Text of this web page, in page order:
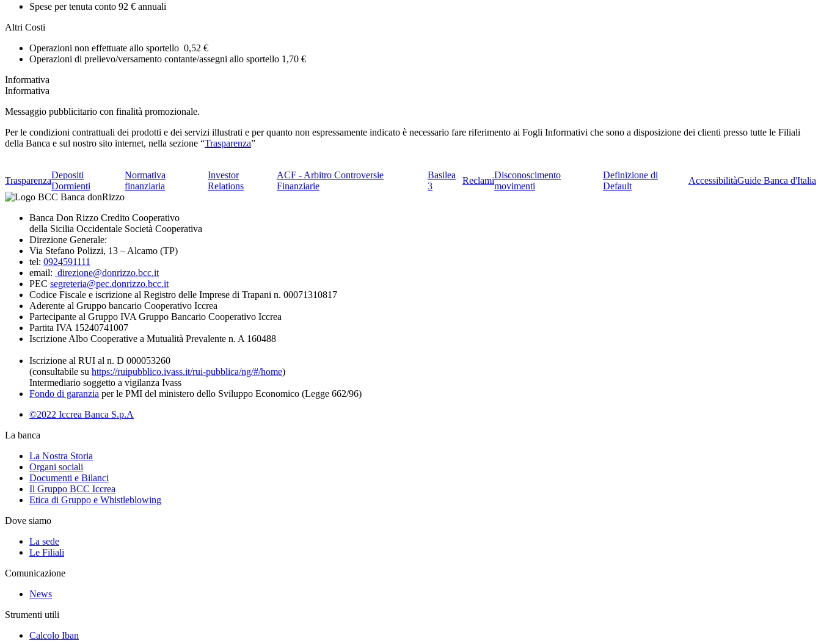
Spese per tenuta conto 92 € annuali
Altri Costi
Operazioni non effettuate allo sportello 0,52 €
Operazioni di prelievo/versamento contante/assegni allo sportello 1,70 €
Informativa
Informativa
Messaggio pubblicitario con finalità promozionale.
Per le condizioni contrattuali dei prodotti e dei servizi illustrati e per quanto non espressamente indicato è necessario fare riferimento ai Fogli Informativi che sono a disposizione dei clienti presso tutte le Filiali
della Banca e sul nostro sito internet, nella sezione “Trasparenza”
Trasparenza
Depositi
Dormienti
Normativa
finanziaria
Investor
Relations
ACF - Arbitro Controversie
Finanziarie
Basilea
3
Reclami
Disconoscimento
movimenti
Definizione di
Default
AccessibilitàGuide Banca d'Italia
Banca Don Rizzo Credito Cooperativo
della Sicilia Occidentale Società Cooperativa
Direzione Generale:
Via Stefano Polizzi, 13 – Alcamo (TP)
tel: 0924591111
email: direzione@donrizzo.bcc.it
PEC segreteria@pec.donrizzo.bcc.it
Codice Fiscale e iscrizione al Registro delle Imprese di Trapani n. 00071310817
Aderente al Gruppo bancario Cooperativo Iccrea
Partecipante al Gruppo IVA Gruppo Bancario Cooperativo Iccrea
Partita IVA 15240741007
Iscrizione Albo Cooperative a Mutualità Prevalente n. A 160488
Iscrizione al RUI al n. D 000053260
(consultabile su https://ruipubblico.ivass.it/rui-pubblica/ng/#/home)
Intermediario soggetto a vigilanza Ivass
Fondo di garanzia per le PMI del ministero dello Sviluppo Economico (Legge 662/96)
©2022 Iccrea Banca S.p.A
La banca
La Nostra Storia
Organi sociali
Documenti e Bilanci
Il Gruppo BCC Iccrea
Etica di Gruppo e Whistleblowing
Dove siamo
La sede
Le Filiali
Comunicazione
News
Strumenti utili
Calcolo Iban